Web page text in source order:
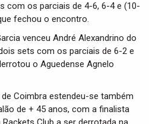
com os parciais de 4-6, 6-4 e (10-
fechou o encontro.
venceu André Alexandrino do
sets com os parciais de 6-2 e
o Aguedense Agnelo
Coimbra estendeu-se também
de + 45 anos, com a finalista